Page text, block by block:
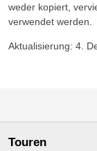
weder kopiert,
verwendet werden.
Aktualisierung: 4.
Touren